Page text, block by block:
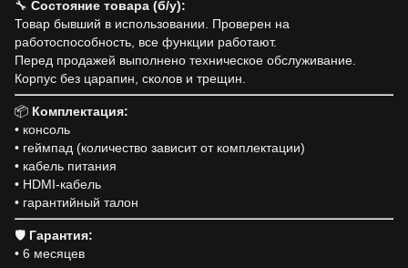
🔧 Состояние товара (б/у):
Товар бывший в использовании. Проверен на
работоспособность, все функции работают.
Перед продажей выполнено техническое обслуживание.
Корпус без царапин, сколов и трещин.
📦 Комплектация:
• консоль
• геймпад (количество зависит от комплектации)
• кабель питания
• HDMI-кабель
• гарантийный талон
🛡 Гарантия:
• 6 месяцев